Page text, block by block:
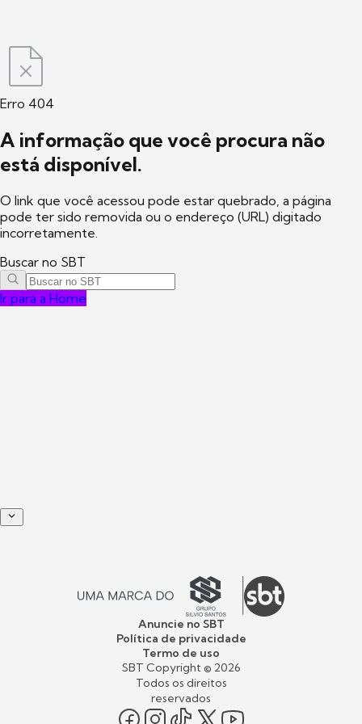
Erro 404
A informação que você procura não
está disponível.
O link que você acessou pode estar quebrado, a página
pode ter sido removida ou o endereço (URL) digitado
incorretamente.
Buscar no SBT
Ir para a Home
Anuncie no SBT
Política de privacidade
Termo de uso
SBT Copyright © 2026
Todos os direitos
reservados